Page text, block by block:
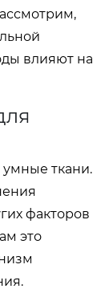
влияют на
ткани.
факторов
это